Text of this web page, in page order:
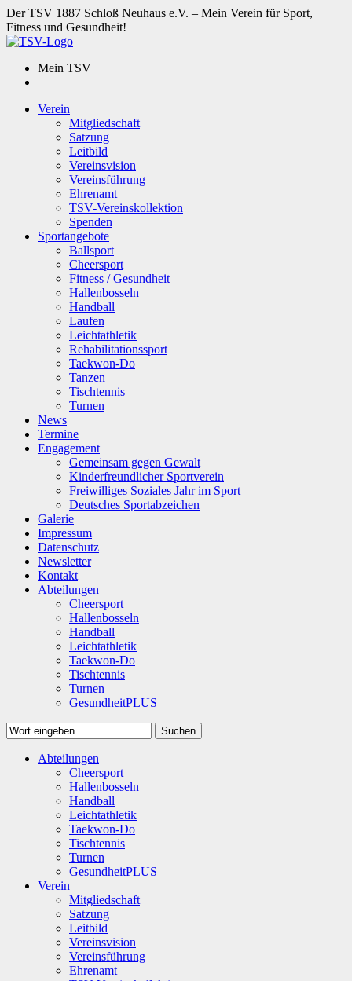
Der TSV 1887 Schloß Neuhaus e.V. – Mein Verein für Sport,
Fitness und Gesundheit!
Mein TSV
Verein
Mitgliedschaft
Satzung
Leitbild
Vereinsvision
Vereinsführung
Ehrenamt
TSV-Vereinskollektion
Spenden
Sportangebote
Ballsport
Cheersport
Fitness / Gesundheit
Hallenbosseln
Handball
Laufen
Leichtathletik
Rehabilitationssport
Taekwon-Do
Tanzen
Tischtennis
Turnen
News
Termine
Engagement
Gemeinsam gegen Gewalt
Kinderfreundlicher Sportverein
Freiwilliges Soziales Jahr im Sport
Deutsches Sportabzeichen
Galerie
Impressum
Datenschutz
Newsletter
Kontakt
Abteilungen
Cheersport
Hallenbosseln
Handball
Leichtathletik
Taekwon-Do
Tischtennis
Turnen
GesundheitPLUS
Suchen
SuchenAbteilungen
Cheersport
Hallenbosseln
Handball
Leichtathletik
Taekwon-Do
Tischtennis
Turnen
GesundheitPLUS
Verein
Mitgliedschaft
Satzung
Leitbild
Vereinsvision
Vereinsführung
Ehrenamt